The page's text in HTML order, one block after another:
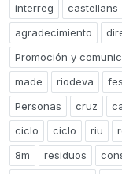
interreg
castellans
agradecimiento
Promoción y
made
riodeva
Personas
cruz
ciclo
ciclo riu
8m
residuos